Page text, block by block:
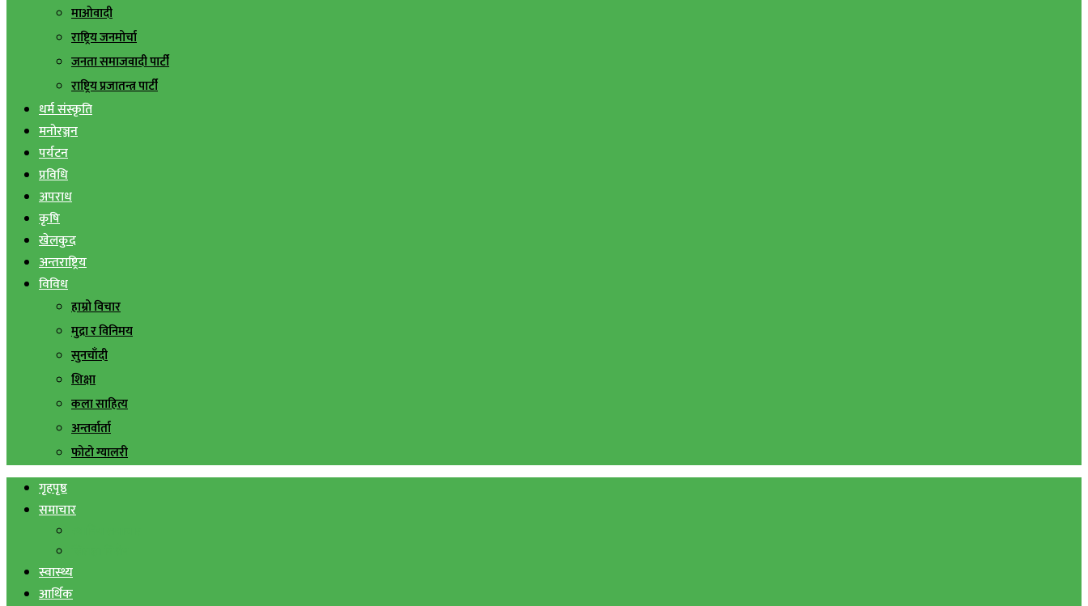
माओवादी
राष्ट्रिय जनमोर्चा
जनता समाजवादी पार्टी
राष्ट्रिय प्रजातन्त्र पार्टी
धर्म संस्कृति
मनोरञ्जन
पर्यटन
प्रविधि
अपराध
कृषि
खेलकुद
अन्तराष्ट्रिय
विविध
हाम्रो विचार
मुद्रा र विनिमय
सुनचाँदी
शिक्षा
कला साहित्य
अन्तर्वार्ता
फोटो ग्यालरी
गृहपृष्ठ
समाचार
स्वास्थ्य
आर्थिक